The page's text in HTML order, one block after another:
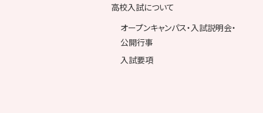
高校入試について
オープンキャンパス・入試説明会・
公開行事
入試要項